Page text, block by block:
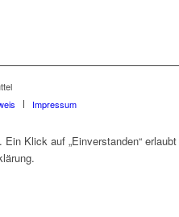
Impressum
Klick auf „Einverstanden“ erlaubt